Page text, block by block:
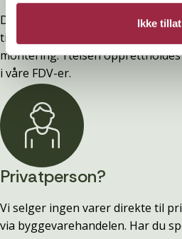
Ikke tillat
Denne kledninger er testet,
tilfredsstiller preakseptert ytelse
montering. Ytelsen
i våre FDV-er.
Privatperson?
Vi selger ingen varer direkte til
via byggevarehandelen. Har du